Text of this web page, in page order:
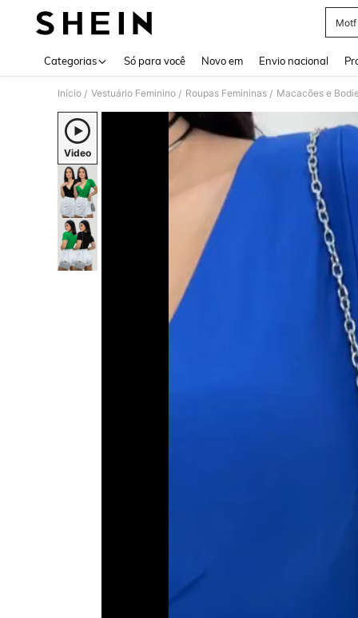
Motf
Categorias Só para você Novo em Envio nacional
Início / Vestuário Feminino / Roupas Femininas / Macacões e
Video